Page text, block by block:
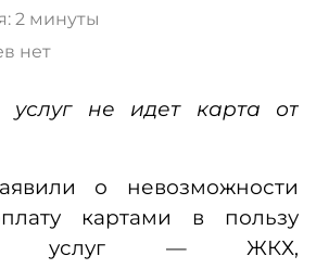
2 минуты
нет
услуг не идет карта от
о невозможности
картами в пользу
услуг — ЖКХ,